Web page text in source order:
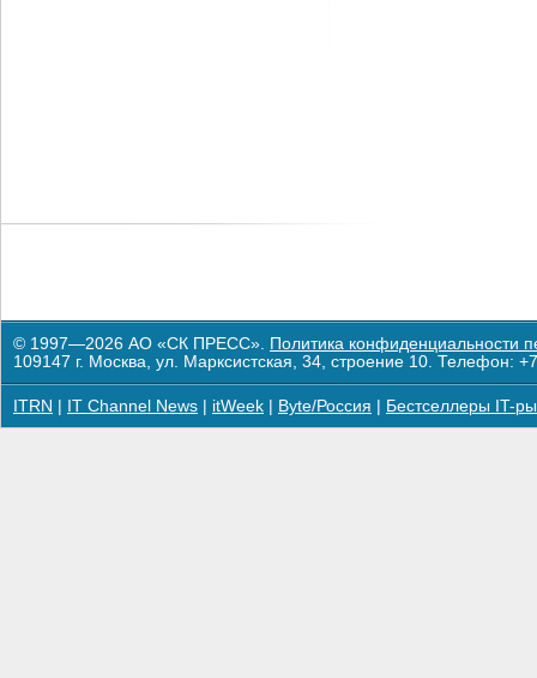
© 1997—2026 АО «СК ПРЕСС». Политика конфиденциальности
109147 г. Москва, ул. Марксистская, 34, строение 10. Телефон:
ITRN IT Channel News itWeek Byte/Россия Бестселлеры IT-